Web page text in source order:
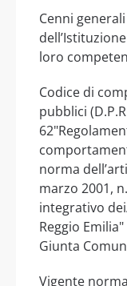
Cenni
loro
Codice di
pubblici
norma
marzo 2001,
integrativo
Reggio
Giunta
Vigente